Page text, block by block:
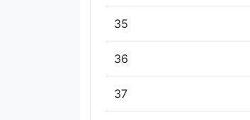
35
36
37